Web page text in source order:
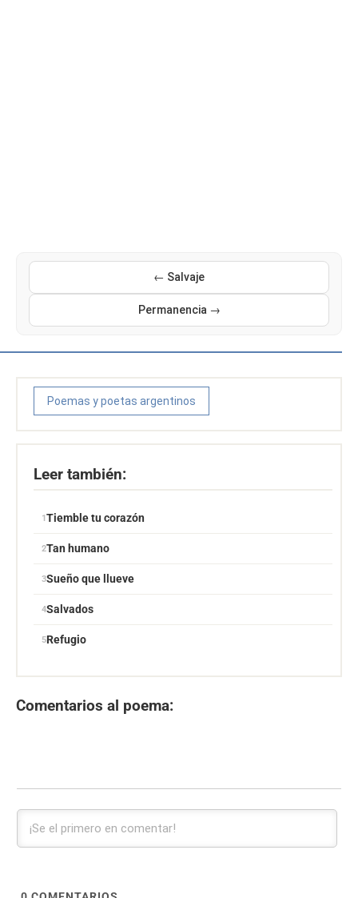
← Salvaje
Permanencia →
Poemas y poetas argentinos
Leer también:
Tiemble tu corazón
Tan humano
Sueño que llueve
Salvados
Refugio
Comentarios al poema: